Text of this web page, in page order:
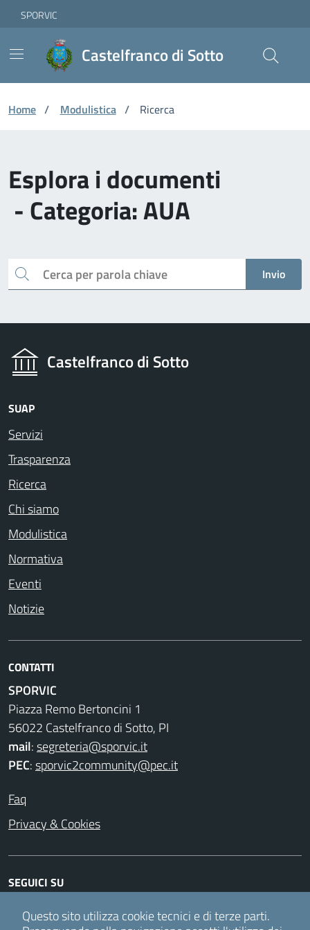
Skip to Main Content
Vai ai contenuti
Vai al footer
SPORVIC
Castelfranco di Sotto
Home / Modulistica / Ricerca
Esplora i documenti
- Categoria: AUA
Cerca Invio
Castelfranco di Sotto
SUAP
Servizi
Trasparenza
Ricerca
Chi siamo
Modulistica
Normativa
Eventi
Notizie
CONTATTI
SPORVIC
Piazza Remo Bertoncini 1
56022 Castelfranco di Sotto, PI
mail:segreteria@sporvic.it
PEC:sporvic2community@pec.it
Faq
Privacy & Cookies
SEGUICI SU
FacebookInstagramTwitter Youtube
Questo sito utilizza cookie tecnici e di terze parti.